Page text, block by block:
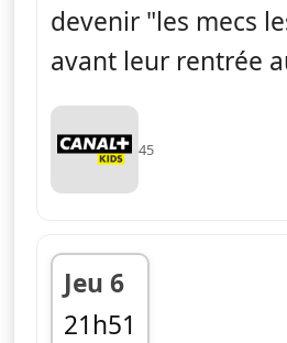
devenir "les mecs
avant leur rentrée
45
Jeu 6
21h51